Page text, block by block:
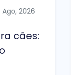
Ago, 2026
cães: